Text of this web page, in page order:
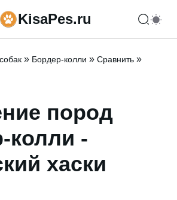
KisaPes.ru
» Бордер-колли » Сравнить »
пород
колли -
хаски